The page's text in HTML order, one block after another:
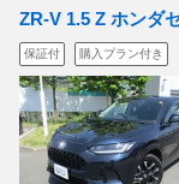
ZR-V 1.5 Z ホンダ
保証付 購入プラン付き